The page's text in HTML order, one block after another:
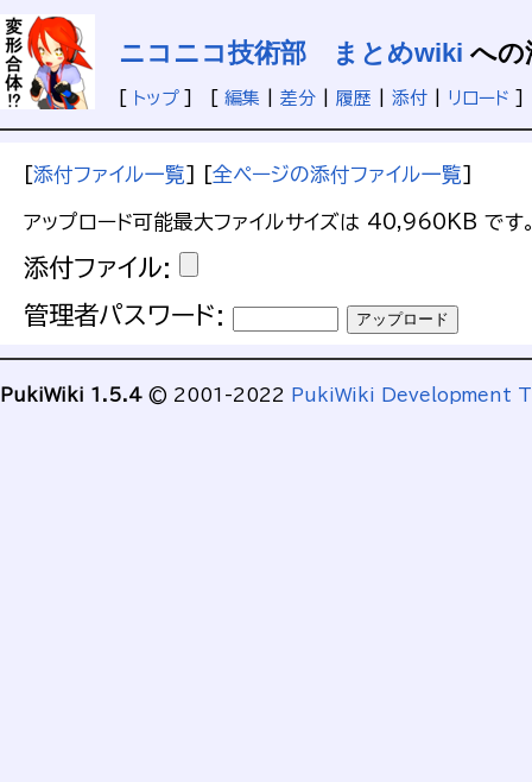
ニコニコ技術部 まとめwiki への
トップ] [ 編集 差分 履歴 添付 リロード
[添付ファイル一覧] [全ページの添付ファイル一覧]
アップロード可能最大ファイルサイズは 40,960KB です
添付ファイル:
管理者パスワード:
PukiWiki 1.5.4 © 2001-2022 PukiWiki Development